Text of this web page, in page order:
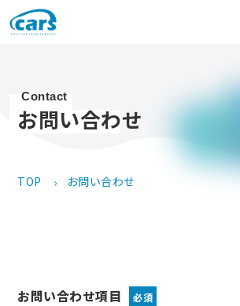
Contact
お問い合わせ
TOP お問い合わせ
お問い合わせ項目 必須